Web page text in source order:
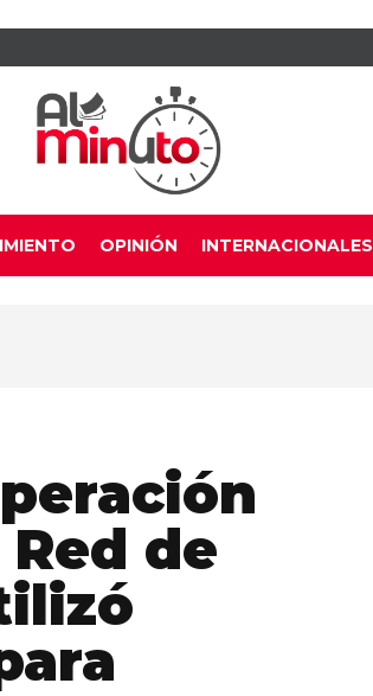
OPINIÓN INTERNACIONALES
de